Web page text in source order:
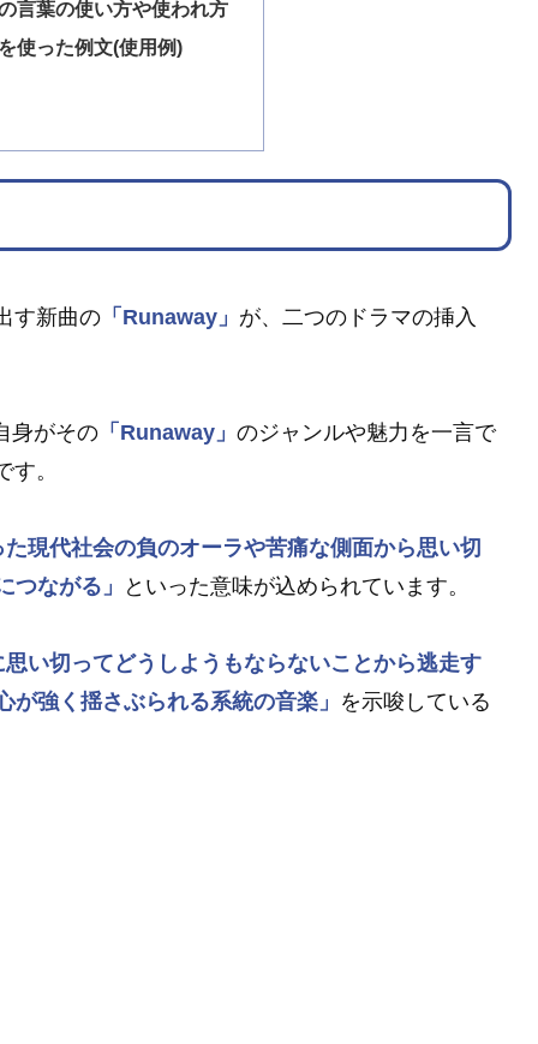
言葉の使い方や使われ方
使った例文(使用例)
す新曲の 「Runaway」 が、二つのドラマの挿入
身がその 「Runaway」 のジャンルや魅力を一言で
。
現代社会の負のオーラや苦痛な側面から思い切
ながる」
といった意味が込められています。
い切ってどうしようもならないことから逃走す
強く揺さぶられる系統の音楽」 を示唆している